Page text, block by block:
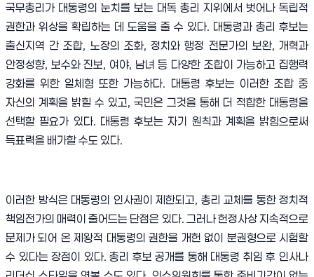
국무총리가 대통령의 눈치를 보는 대독 총리 지위에서 벗어나 독립적
권한과 위상을 확립하는 데 도움을 줄 수 있다. 대통령과 총리 후보는
출신지역 간 조합, 노장의 조화,정치와 행정 전문가의 보완, 개혁과
안정성향, 보수와 진보, 여야, 남녀 등 다양한 조합이 가능하고 집행력
강화를 위한 일체형 또한 가능하다. 대통령 후보는 이러한 조합 중
자신의 계획을 밝힐 수 있고, 국민은 그것을 통해 더 적합한 대통령을
선택할 필요가 있다. 대통령 후보는 자기 원칙과 계획을 밝힘으로써
득표력을 배가할 수도 있다.
이러한 방식은 대통령의 인사권이 제한되고, 총리 교체를 통한 정치적
책임전가의 매력이 줄어드는 단점은 있다. 그러나 헌정사상 지속적으로
문제가 되어 온 제왕적 대통령의 권한을 개헌 없이 분권형으로 시험할
수 있다는 장점이 있다.총리 후보 공개를 통해 대통령 취임 후 인사나